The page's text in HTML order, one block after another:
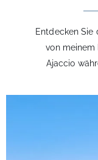
Entdecken Sie
von meinem
Ajaccio